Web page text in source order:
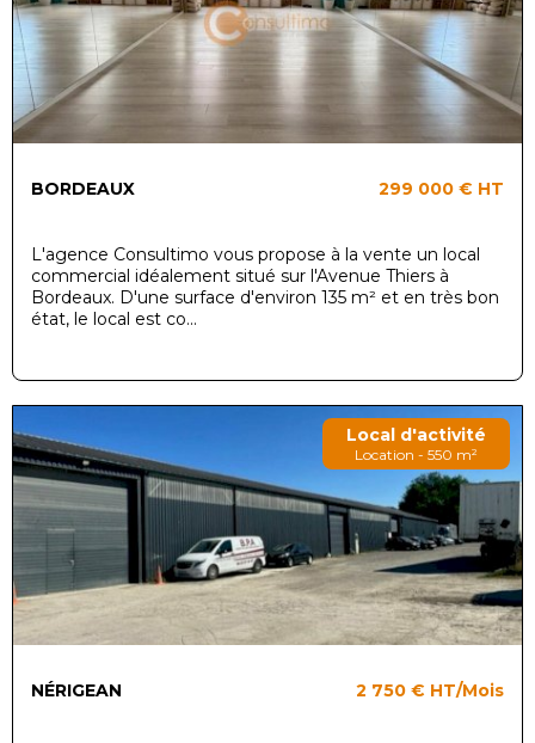
BORDEAUX 299 000 € HT
L'agence Consultimo vous propose à la vente un local
commercial idéalement situé sur l'Avenue Thiers à
Bordeaux. D'une surface d'environ 135 m² et en très bon
état, le local est co...
Local d'activité
Location - 550 m²
NÉRIGEAN 2 750 € HT/Mois